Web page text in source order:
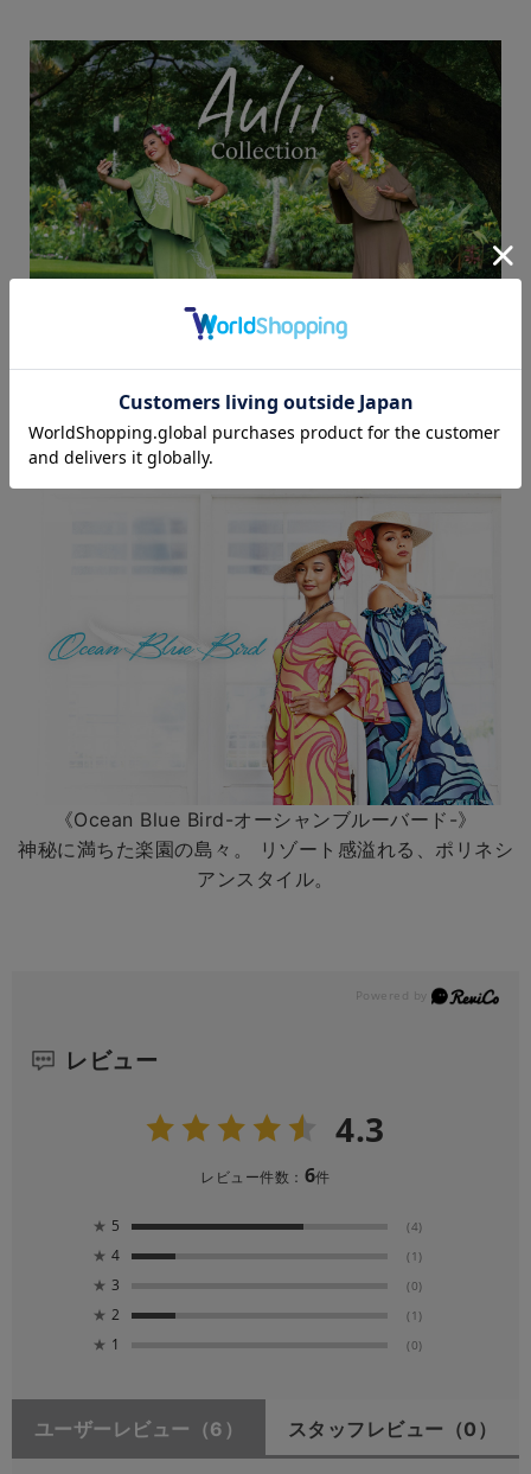
まるでシルクのように体を優しく包み込む、極上のフィ
ット感。
《Ocean Blue Bird-オーシャンブルーバード-》
神秘に満ちた楽園の島々。 リゾート感溢れる、ポリネシ
アンスタイル。
レビュー
4.3
レビュー件数： 6件
★ 5 (4)
★ 4 (1)
★ 3 (0)
★ 2 (1)
★ 1 (0)
ユーザーレビュー （6） スタッフレビュー （0）